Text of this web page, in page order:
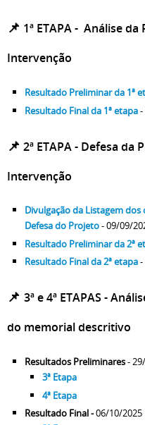
📌 1ª ETAPA - Análise
Intervenção
Resultado Preliminar da 1ª
Resultado Final da 1ª etapa
📌 2ª ETAPA - Defesa
Intervenção
Divulgação da Listagem
Defesa do Projeto- 09/09/
Resultado Preliminar da 2ª
Resultado Final da 2ª etapa
📌 3ª e 4ª ETAPAS -
do memorial descritivo
Resultados Preliminares-
3ª Etapa
4ª Etapa
Resultado Final -06/10/2025